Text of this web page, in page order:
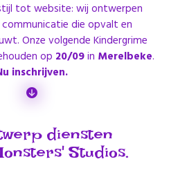
tot website: wij ontwerpen
communicatie die opvalt en
Onze volgende Kindergrime
op 20/09in Merelbeke.
inschrijven.
diensten
Studios.